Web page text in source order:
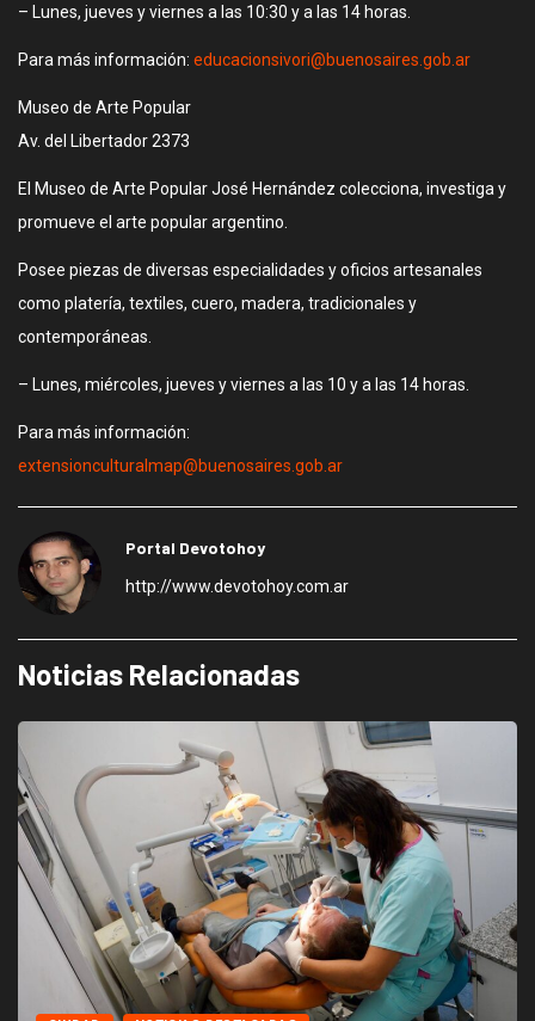
– Lunes, jueves y viernes a las 10:30 y a las 14 horas.
Para más información: educacionsivori@buenosaires.gob.ar
Museo de Arte Popular
Av. del Libertador 2373
El Museo de Arte Popular José Hernández colecciona, investiga y
promueve el arte popular argentino.
Posee piezas de diversas especialidades y oficios artesanales
como platería, textiles, cuero, madera, tradicionales y
contemporáneas.
– Lunes, miércoles, jueves y viernes a las 10 y a las 14 horas.
Para más información:
extensionculturalmap@buenosaires.gob.ar
Portal Devotohoy
http://www.devotohoy.com.ar
Noticias Relacionadas